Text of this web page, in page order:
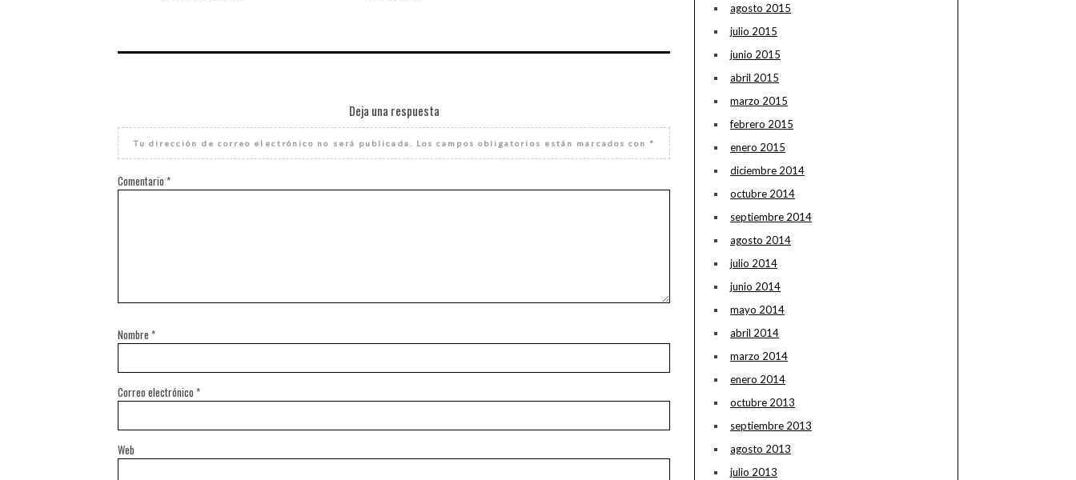
Deja una respuesta
Tu dirección de correo electrónico no será publicada. Los campos obligatorios están marcados con *
Comentario *
Nombre *
Correo electrónico *
Web
agosto 2015
julio 2015
junio 2015
abril 2015
marzo 2015
febrero 2015
enero 2015
diciembre 2014
octubre 2014
septiembre 2014
agosto 2014
julio 2014
junio 2014
mayo 2014
abril 2014
marzo 2014
enero 2014
octubre 2013
septiembre 2013
agosto 2013
julio 2013